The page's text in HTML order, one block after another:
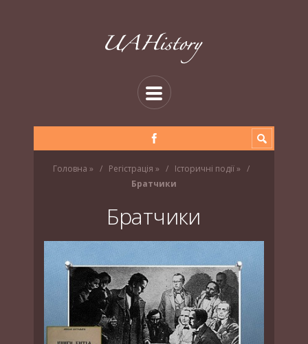
Головна » Регістрація » Історичні події»
Братчики
Братчики